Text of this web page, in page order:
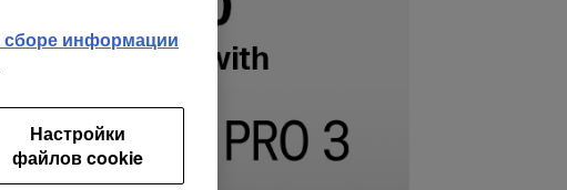
информации
Настройки
файлов cookie